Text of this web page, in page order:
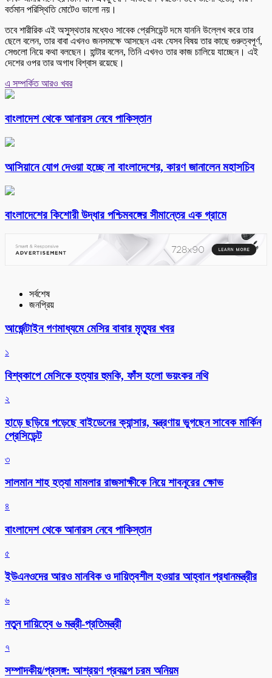
বর্তমান পরিস্থিতি মোটেও ভালো নয়।
তবে শারীরিক এই অসুস্থতার মধ্যেও সাবেক প্রেসিডেন্ট দমে যাননি উল্লেখ করে তার
ছেলে বলেন, তার বাবা এখনও জনসমক্ষে আসছেন এবং যেসব বিষয় তার কাছে গুরুত্বপূর্ণ,
সেগুলো নিয়ে কথা বলছেন। হান্টার বলেন, তিনি এখনও তার কাজ চালিয়ে যাচ্ছেন। এই
দেশের ওপর তার অগাধ বিশ্বাস রয়েছে।
এ সম্পর্কিত আরও খবর
বাংলাদেশ থেকে আনারস নেবে পাকিস্তান
আসিয়ানে যোগ দেওয়া হচ্ছে না বাংলাদেশের, কারণ জানালেন মহাসচিব
বাংলাদেশের কিশোরী উদ্ধার পশ্চিমবঙ্গের সীমান্তের এক গ্রামে
সর্বশেষ
জনপ্রিয়
আর্জেন্টাইন গণমাধ্যমে মেসির বাবার মৃত্যুর খবর
১
বিশ্বকাপে মেসিকে হত্যার হুমকি, ফাঁস হলো ভয়ংকর নথি
২
হাড়ে ছড়িয়ে পড়েছে বাইডেনের ক্যান্সার, যন্ত্রণায় ভুগছেন সাবেক মার্কিন
প্রেসিডেন্ট
৩
সালমান শাহ হত্যা মামলার রাজসাক্ষীকে নিয়ে শাবনূরের ক্ষোভ
৪
বাংলাদেশ থেকে আনারস নেবে পাকিস্তান
৫
ইউএনওদের আরও মানবিক ও দায়িত্বশীল হওয়ার আহ্বান প্রধানমন্ত্রীর
৬
নতুন দায়িত্বে ৬ মন্ত্রী-প্রতিমন্ত্রী
৭
সম্পাদকীয়/প্রসঙ্গ: আশ্রয়ণ প্রকল্পে চরম অনিয়ম